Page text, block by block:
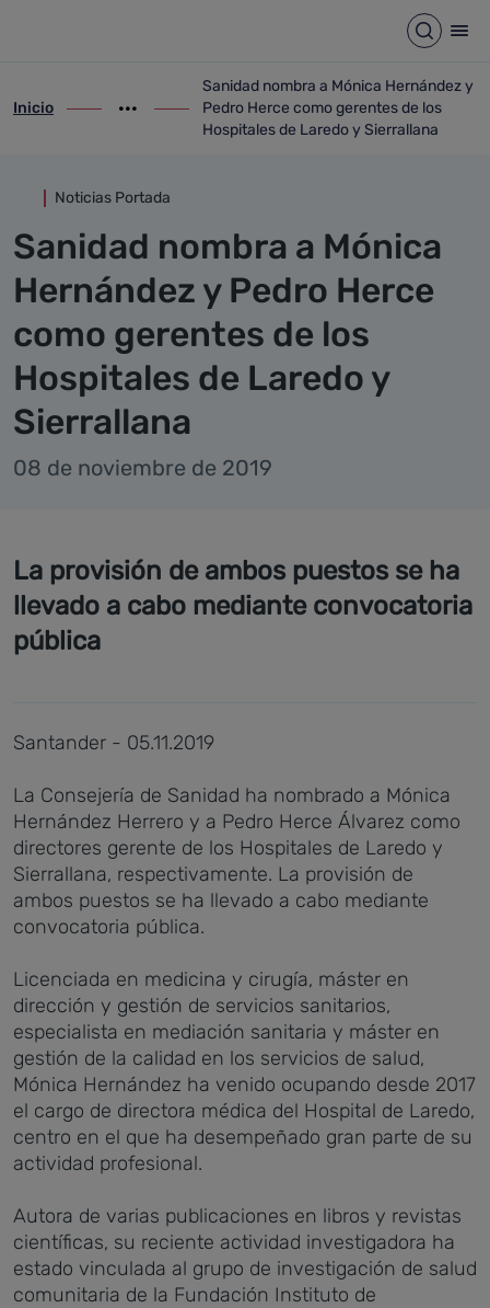
Abrir
ir-a inicio
Inicio
Mostrar opciones del camino de migas
ir-a Sanidad nombra a Mónica
Sanidad nombra a Mónica Hernández y
Pedro Herce como gerentes de los
Hospitales de Laredo y Sierrallana
Noticias Portada
Sanidad nombra a Mónica
Hernández y Pedro Herce
como gerentes de los
Hospitales de Laredo y
Sierrallana
08 de noviembre de 2019
La provisión de ambos puestos se ha
llevado a cabo mediante convocatoria
pública
Santander - 05.11.2019
La Consejería de Sanidad ha nombrado a Mónica
Hernández Herrero y a Pedro Herce Álvarez como
directores gerente de los Hospitales de Laredo y
Sierrallana, respectivamente. La provisión de
ambos puestos se ha llevado a cabo mediante
convocatoria pública.
Licenciada en medicina y cirugía, máster en
dirección y gestión de servicios sanitarios,
especialista en mediación sanitaria y máster en
gestión de la calidad en los servicios de salud,
Mónica Hernández ha venido ocupando desde 2017
el cargo de directora médica del Hospital de Laredo,
centro en el que ha desempeñado gran parte de su
actividad profesional.
Autora de varias publicaciones en libros y revistas
científicas, su reciente actividad investigadora ha
estado vinculada al grupo de investigación de salud
comunitaria de la Fundación Instituto de